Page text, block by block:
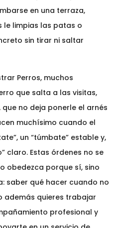
en una terraza,
le limpias las patas o
sin tirar ni saltar
Perros, muchos
que salta a las visitas,
no deja ponerle el arnés
muchísimo cuando el
un “túmbate” estable y,
claro. Estas órdenes no se
obedezca porque sí, sino
saber qué hacer cuando no
además quieres trabajar
profesional y